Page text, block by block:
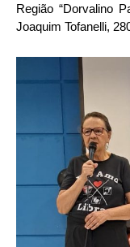
Região “Dorvalino
Joaquim Tofanelli,